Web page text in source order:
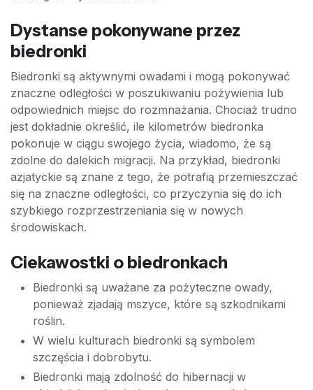
Dystanse pokonywane przez
biedronki
Biedronki są aktywnymi owadami i mogą pokonywać
znaczne odległości w poszukiwaniu pożywienia lub
odpowiednich miejsc do rozmnażania. Chociaż trudno
jest dokładnie określić, ile kilometrów biedronka
pokonuje w ciągu swojego życia, wiadomo, że są
zdolne do dalekich migracji. Na przykład, biedronki
azjatyckie są znane z tego, że potrafią przemieszczać
się na znaczne odległości, co przyczynia się do ich
szybkiego rozprzestrzeniania się w nowych
środowiskach.
Ciekawostki o biedronkach
Biedronki są uważane za pożyteczne owady,
ponieważ zjadają mszyce, które są szkodnikami
roślin.
W wielu kulturach biedronki są symbolem
szczęścia i dobrobytu.
Biedronki mają zdolność do hibernacji w